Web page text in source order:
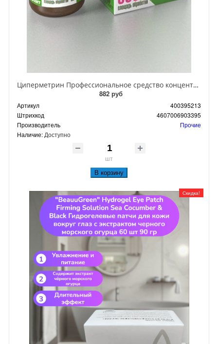
Циперметрин Профессиональное средство концентрат эмульсии 25% для уничтожения тараканов, мух,комаров, блох, клопов, муравьев, ос 50 мл
882 руб
Артикул
400395213
Штрихкод
4607006903395
Производитель
Прочие
Наличие: Доступно
шт
В корзину
Скидка!